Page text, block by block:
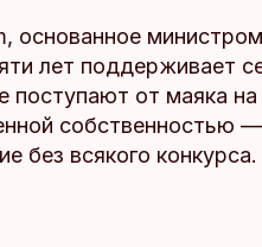
основанное
лет поддерживает
от маяка на
собственностью —
без всякого конкурса.